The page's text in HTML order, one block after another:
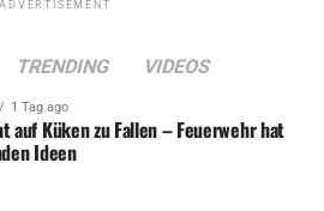
ADVERTISEMENT
TRENDING VIDEOS
1 Tag ago
auf Küken zu Fallen – Feuerwehr hat
Ideen